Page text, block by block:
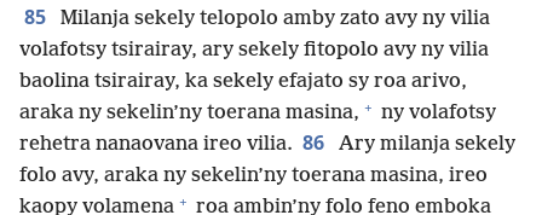
85
Milanja sekely telopolo amby zato avy ny vilia
volafotsy tsirairay, ary sekely fitopolo avy ny vilia
baolina tsirairay, ka sekely efajato sy roa arivo,
araka ny sekelin’ny toerana masina, + ny volafotsy
rehetra nanaovana ireo vilia. 86
Ary milanja sekely
folo avy, araka ny sekelin’ny toerana masina, ireo
kaopy volamena + roa ambin’ny folo feno emboka